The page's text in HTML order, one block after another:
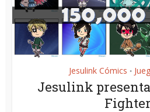
Jesulink Cómics •
Jesulink